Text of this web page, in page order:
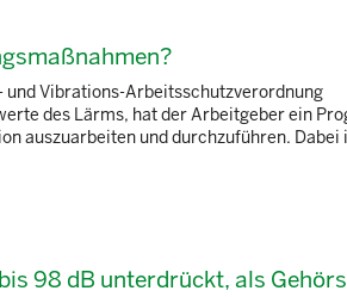
und Vibrations-Arbeitsschutzverordnung
des Lärms, hat der Arbeitgeber ein
auszuarbeiten und durchzuführen. Dabei
98 dB unterdrückt, als